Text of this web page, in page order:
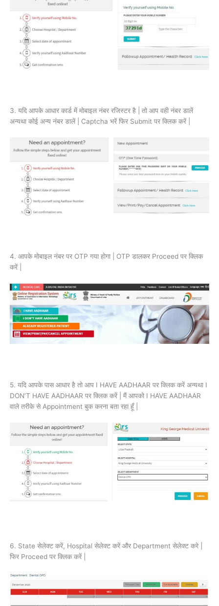
3. यदि आपके आधार कार्ड में मोबाइल नंबर रजिस्टर है | तो आप वही नंबर डालें
अन्यथा कोई अन्य नंबर डालें | Captcha भरें फिर Submit पर क्लिक करें |
4. आपके मोबाइल नंबर पर OTP गया होगा | OTP डालकर Proceed पर क्लिक
करें |
5. यदि आपके पास आधार है तो आप I HAVE AADHAAR पर क्लिक करें अन्यथा I
DON’T HAVE AADHAAR पर क्लिक करें | मैं आपको I HAVE AADHAAR
वाले तरीके से Appointment बुक करना बता रहा हूँ |
6. State सेलेक्ट करें, Hospital सेलेक्ट करें और Department सेलेक्ट करे |
फिर Proceed पर क्लिक करें |